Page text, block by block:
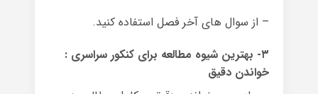
– از سوال های آخر فصل استفاده کنید.
۳- بهترین شیوه مطالعه برای کنکور سراسری :
خواندن دقیق